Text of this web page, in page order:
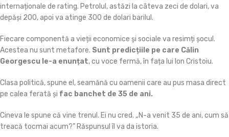
internaționale de rating. Petrolul, astăzi la câteva zeci de dolari, va
depăși 200, apoi va atinge 300 de dolari barilul.
Fiecare componentă a vieții economice și sociale va resimți șocul.
Acestea nu sunt metafore. Sunt predicțiile pe care Călin
Georgescu le-a enunțat, cu voce fermă, în fața lui Ion Cristoiu.
Clasa politică, spune el, seamănă cu oamenii care au pus masa direct
pe calea ferată și fac banchet de 35 de ani.
Cineva le spune că vine trenul. Ei nu cred. „N-a venit 35 de ani, cum să
treacă tocmai acum?” Răspunsul îl va da istoria.